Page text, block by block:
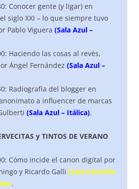
Conocer gente (y ligar) en
siglo XXI – lo que siempre tuvo
Pablo Viguera (Sala Azul –
Haciendo las cosas al revés,
Ángel Fernández (Sala Azul –
Radiografía del blogger en
a influencer de marcas
(Sala Azul – Itálica).
y TINTOS DE VERANO
Cómo incide el canon digital por
y Ricardo Galli (Sala Amarilla
.